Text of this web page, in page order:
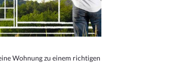
Wohnung zu einem richtigen